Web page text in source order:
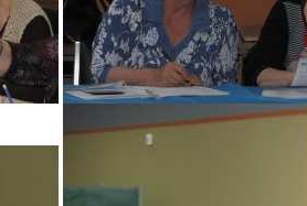
Social du 13 juin 2018
AGR, LaSarre, 24 mai 2018
Assemblée générale du 9